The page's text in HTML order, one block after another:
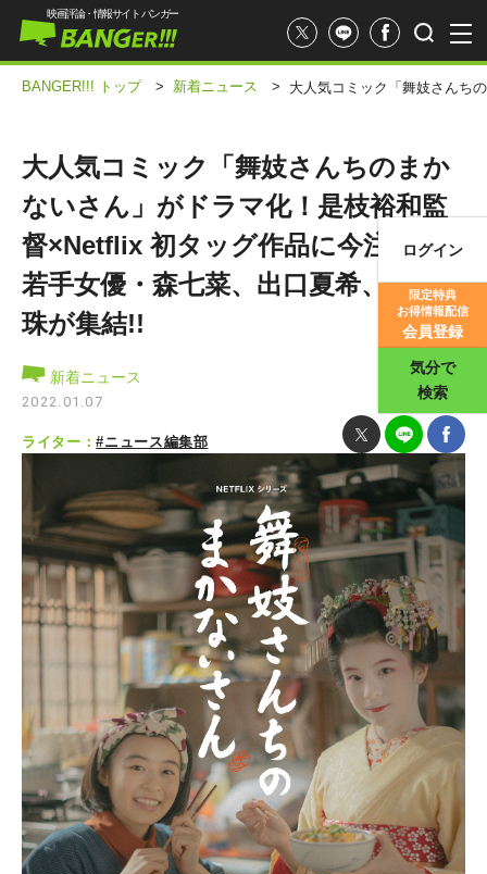
映画記事
映画評論・情報サイト バンガー
ログイン
限定特典
お得情報配信
会員登録
気分で
検索
BANGER!!! トップ > 新着ニュース > 大人気コミック「舞妓さんち
大人気コミック「舞妓さんちのまか
ないさん」がドラマ化！是枝裕和監
督×Netflix 初タッグ作品に今注目の
若手女優・森七菜、出口夏希、蒔田彩
珠が集結!!
新着ニュース
2022.01.07
ライター：#ニュース編集部